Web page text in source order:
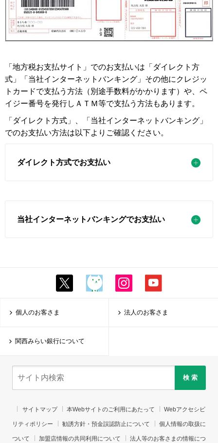
「地方税お支払サイト」でのお支払いは「ダイレクト方
式」「当社インターネットバンキング」その他にクレジッ
トカードで支払う方法（別途手数料がかかります）や、ペ
イジー番号を発行しＡＴＭ等で支払う方法もあります。
「ダイレクト方式」、「当社インターネットバンキング」
でのお支払い方法は以下よりご確認ください。
ダイレクト方式でお支払い
当社インターネットバンキングでお支払い
個人のお客さま 法人のお客さま
関西みらい銀行について
検 索
サイトマップ 本Webサイトのご利用にあたって Webアクセシビ
リティポリシー 勧誘方針・預金誤認防止について 個人情報の取扱に
ついて 加盟店情報の共同利用について 法人等のお客さまの情報につ